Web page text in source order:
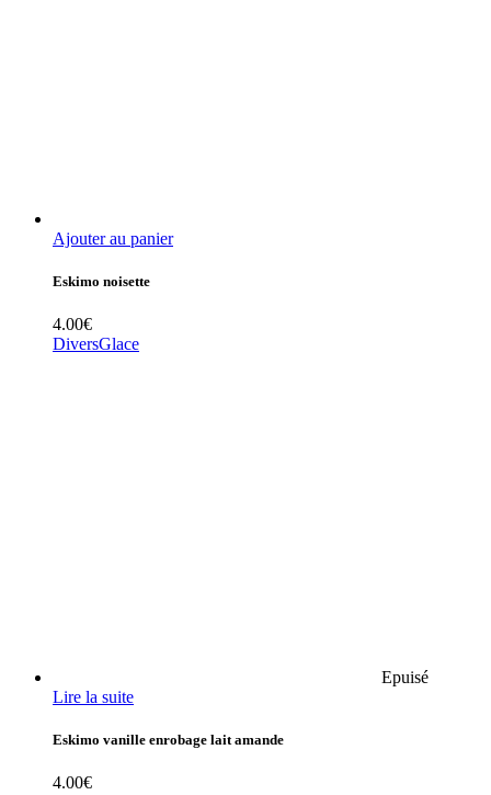
Ajouter au panier
Eskimo noisette
4.00€
DiversGlace
Epuisé
Lire la suite
Eskimo vanille enrobage lait amande
4.00€